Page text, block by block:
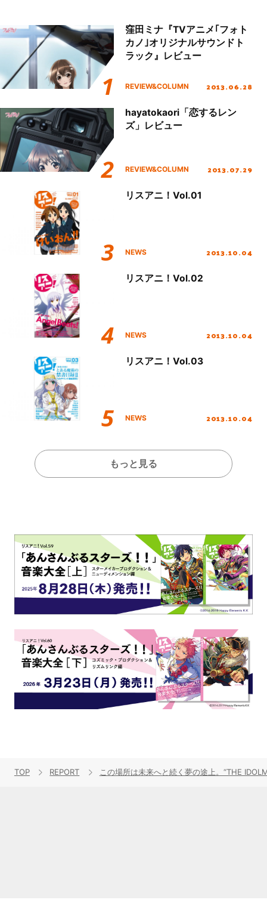
窪田ミナ『TVアニメ｢フォト
カノ｣オリジナルサウンドト
ラック』レビュー
REVIEW&COLUMN 2013.06.28
hayatokaori「恋するレン
ズ」レビュー
REVIEW&COLUMN 2013.07.29
リスアニ！Vol.01
NEWS 2013.10.04
リスアニ！Vol.02
NEWS 2013.10.04
リスアニ！Vol.03
NEWS 2013.10.04
もっと見る
TOP REPORT この場所は未来へと続く夢の途上。“THE